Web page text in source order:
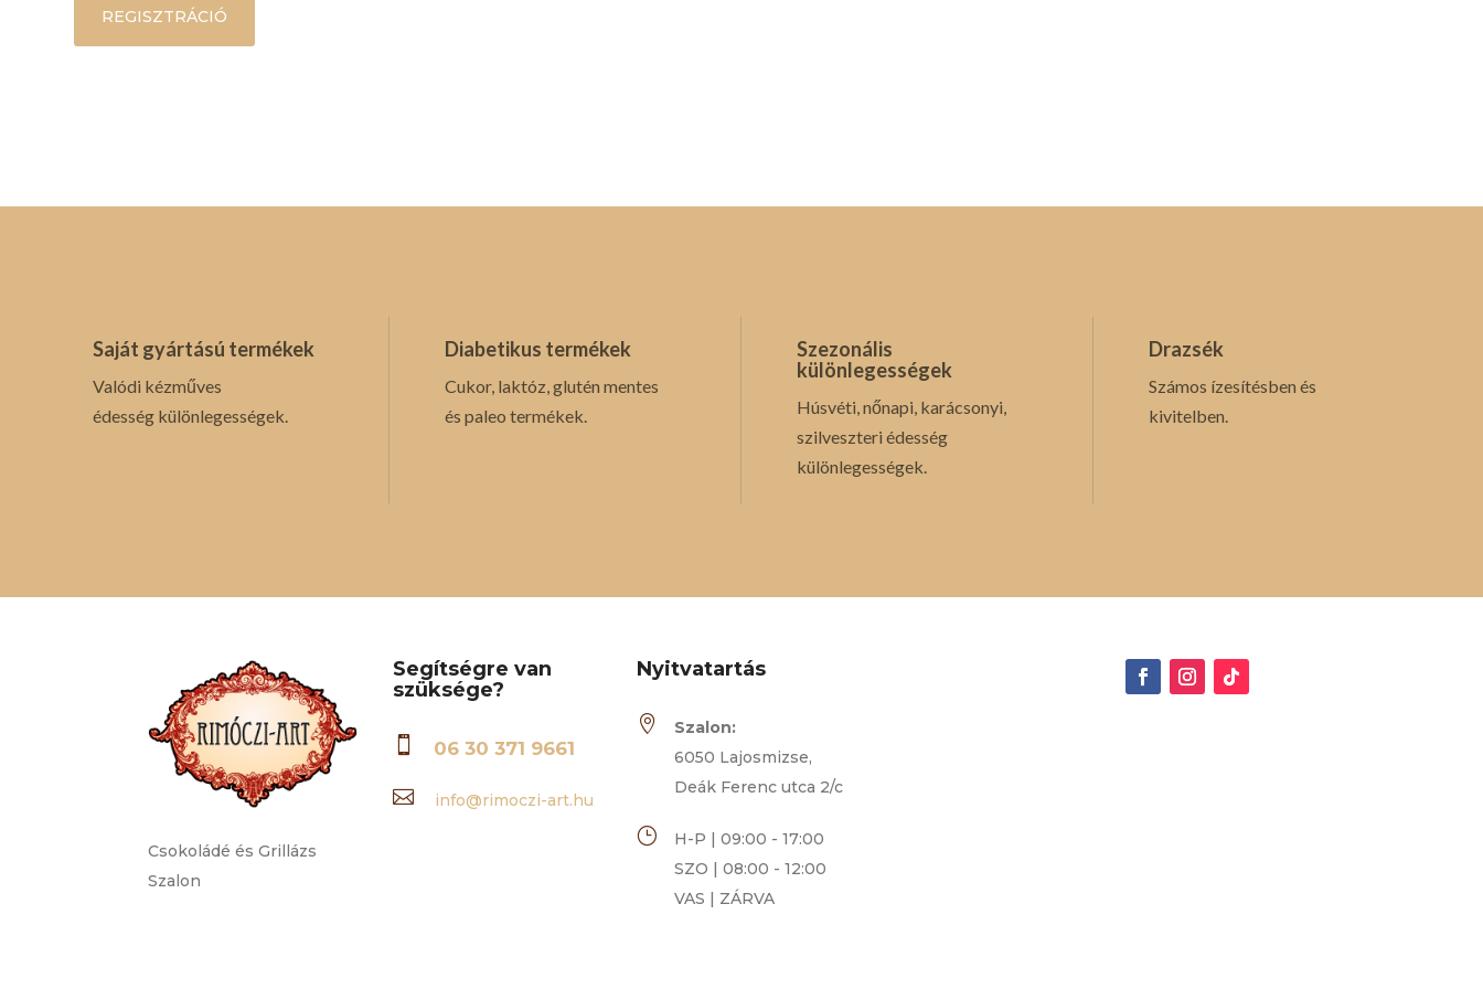
REGISZTRÁCIÓ
Saját gyártású termékek
Valódi kézműves
édesség különlegességek.
Diabetikus termékek
Cukor, laktóz, glutén mentes
és paleo termékek.
Szezonális
különlegességek
Húsvéti, nőnapi, karácsonyi,
szilveszteri édesség
különlegességek.
Drazsék
Számos ízesítésben és
kivitelben.
Csokoládé és Grillázs
Szalon
Segítségre van
szüksége?
 06 30 371 9661
 info@rimoczi-art.hu
Nyitvatartás

Szalon:
6050 Lajosmizse,
Deák Ferenc utca 2/c
}
H-P | 09:00 - 17:00
SZO | 08:00 - 12:00
VAS | ZÁRVA